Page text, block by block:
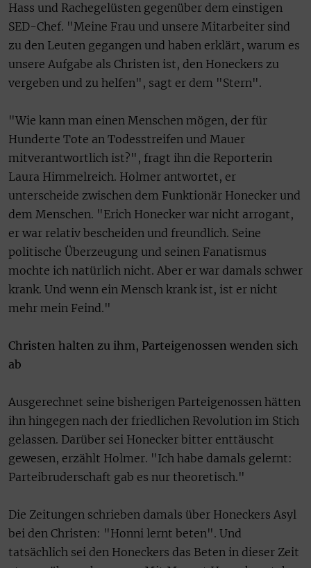
Hass und Rachegelüsten gegenüber dem einstigen
SED-Chef. "Meine Frau und unsere Mitarbeiter sind
zu den Leuten gegangen und haben erklärt, warum es
unsere Aufgabe als Christen ist, den Honeckers zu
vergeben und zu helfen", sagt er dem "Stern".
"Wie kann man einen Menschen mögen, der für
Hunderte Tote an Todesstreifen und Mauer
mitverantwortlich ist?", fragt ihn die Reporterin
Laura Himmelreich. Holmer antwortet, er
unterscheide zwischen dem Funktionär Honecker und
dem Menschen. "Erich Honecker war nicht arrogant,
er war relativ bescheiden und freundlich. Seine
politische Überzeugung und seinen Fanatismus
mochte ich natürlich nicht. Aber er war damals schwer
krank. Und wenn ein Mensch krank ist, ist er nicht
mehr mein Feind."
Christen halten zu ihm, Parteigenossen wenden sich
ab
Ausgerechnet seine bisherigen Parteigenossen hätten
ihn hingegen nach der friedlichen Revolution im Stich
gelassen. Darüber sei Honecker bitter enttäuscht
gewesen, erzählt Holmer. "Ich habe damals gelernt:
Parteibruderschaft gab es nur theoretisch."
Die Zeitungen schrieben damals über Honeckers Asyl
bei den Christen: "Honni lernt beten". Und
tatsächlich sei den Honeckers das Beten in dieser Zeit